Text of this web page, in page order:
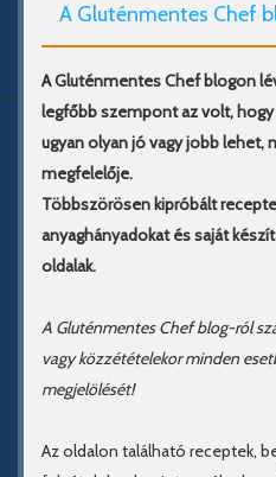
A Gluténmentes Chef
A Gluténmentes Chef blogon
legfőbb szempont az volt,
ugyan olyan jó vagy jobb lehet,
megfelelője.
Többszörösen kipróbált
anyaghányadokat és saját
oldalak.
A Gluténmentes Chef blog-ról
vagy közzétételekor minden
megjelölését!
Az oldalon található receptek,